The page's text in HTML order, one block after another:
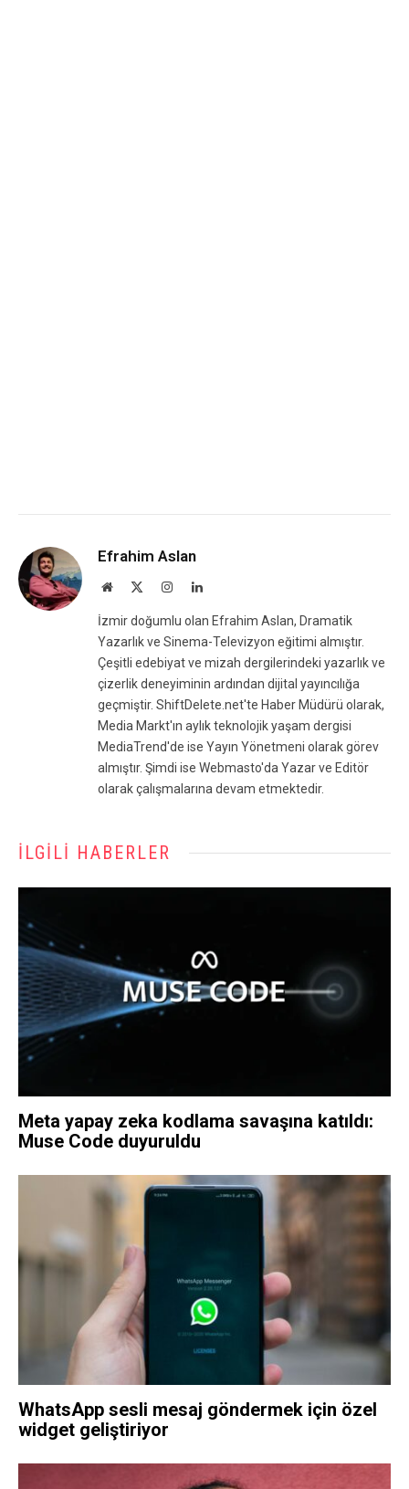
Efrahim Aslan
Website InstagramLinkedIn
İzmir doğumlu olan Efrahim Aslan, Dramatik
Yazarlık ve Sinema-Televizyon eğitimi almıştır.
Çeşitli edebiyat ve mizah dergilerindeki yazarlık ve
çizerlik deneyiminin ardından dijital yayıncılığa
geçmiştir. ShiftDelete.net'te Haber Müdürü olarak,
Media Markt'ın aylık teknolojik yaşam dergisi
MediaTrend'de ise Yayın Yönetmeni olarak görev
almıştır. Şimdi ise Webmasto'da Yazar ve Editör
olarak çalışmalarına devam etmektedir.
İLGILI HABERLER
Meta yapay zeka kodlama savaşına katıldı:
Muse Code duyuruldu
WhatsApp sesli mesaj göndermek için özel
widget geliştiriyor